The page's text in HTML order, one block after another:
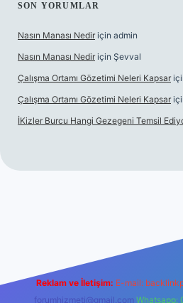
SON YORUMLAR
Nasın Manası Nedir için admin
Nasın Manası Nedir için Şevval
Çalışma Ortamı Gözetimi Neleri Kapsar
Çalışma Ortamı Gözetimi Neleri Kapsar
İKizler Burcu Hangi Gezegeni Temsil
Reklam ve İletişim: E-mail:
forumhizmeti@gmail.com Whatsapp: